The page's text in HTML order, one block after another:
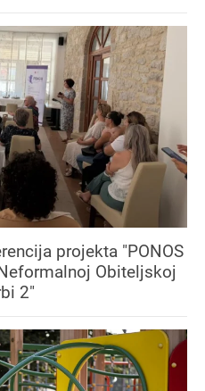
projekta "PONOS
Obiteljskoj
2"